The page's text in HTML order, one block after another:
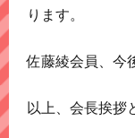
ります。
佐藤綾会員、今
以上、会長挨拶